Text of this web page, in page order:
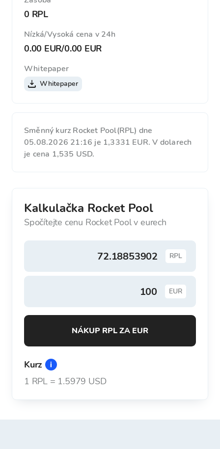
0 RPL
Nízká/Vysoká cena v 24h
0.00 EUR/0.00 EUR
Whitepaper
Whitepaper
Směnný kurz Rocket Pool(RPL) dne
05.08.2026 21:16 je 1,3331 EUR. V dolarech
je cena 1,535 USD.
Kalkulačka Rocket Pool
Spočítejte cenu Rocket Pool v eurech
RPL
EUR
NÁKUP RPL ZA EUR
Kurz
1 RPL = 1.5979 USD